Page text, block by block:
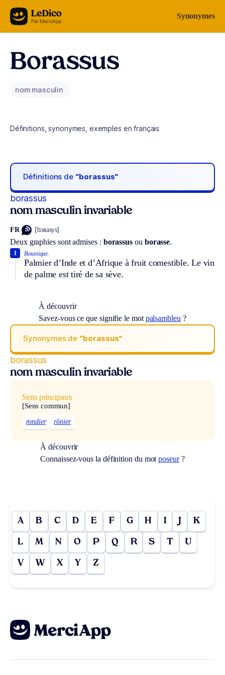
Aller au contenu Synonymes
Borassus
nom masculin
Définitions, synonymes, exemples en français
Définitions de “borassus“
borassus
nom masculin invariable
FR [bɔʀasys]
Deux graphies sont admises : borassus ou borasse.
Botanique.
Palmier d’Inde et d’Afrique à fruit comestible. Le vin
de palme est tiré de sa sève.
1
À découvrir
Savez-vous ce que signifie le mot palsambleu ?
Synonymes de “borassus“
borassus
nom masculin invariable
Sens principaux
[Sens commun]
rondier rônier
À découvrir
Connaissez-vous la définition du motposeur?
A B C D E F G H I J K
L M N O P Q R S T U
V W X Y Z